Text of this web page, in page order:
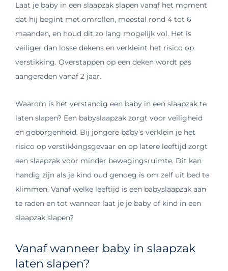
Laat je baby in een slaapzak slapen vanaf het moment
dat hij begint met omrollen, meestal rond 4 tot 6
maanden, en houd dit zo lang mogelijk vol. Het is
veiliger dan losse dekens en verkleint het risico op
verstikking. Overstappen op een deken wordt pas
aangeraden vanaf 2 jaar.
Waarom is het verstandig een baby in een slaapzak te
laten slapen? Een babyslaapzak zorgt voor veiligheid
en geborgenheid. Bij jongere baby’s verklein je het
risico op verstikkingsgevaar en op latere leeftijd zorgt
een slaapzak voor minder bewegingsruimte. Dit kan
handig zijn als je kind oud genoeg is om zelf uit bed te
klimmen. Vanaf welke leeftijd is een babyslaapzak aan
te raden en tot wanneer laat je je baby of kind in een
slaapzak slapen?
Vanaf wanneer baby in slaapzak
laten slapen?